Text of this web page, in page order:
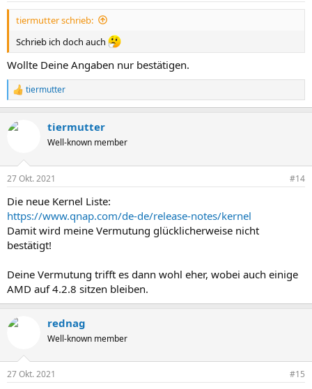
tiermutter schrieb:
Schrieb ich doch auch
Wollte Deine Angaben nur bestätigen.
R
e
k
e
:
tiermutter
tiermutter
Well-known member
27 Okt. 2021 #14
Die neue Kernel Liste:
https://www.qnap.com/de-de/release-notes/kernel
Damit wird meine Vermutung glücklicherweise nicht
bestätigt!
Deine Vermutung trifft es dann wohl eher, wobei auch einige
AMD auf 4.2.8 sitzen bleiben.
rednag
Well-known member
27 Okt. 2021 #15